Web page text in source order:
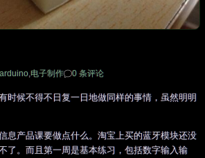
, 电子制作 0 条评论
时候不得不日复一日地做同样的事情，虽然明明
息产品课要做点什么。淘宝上买的蓝牙模块还没
了。而且第一周是基本练习，包括数字输入输